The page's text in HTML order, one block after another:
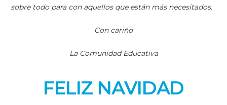
sobre todo para con aquellos que están más necesitados.
Con cariño
La Comunidad Educativa
FELIZ NAVIDAD